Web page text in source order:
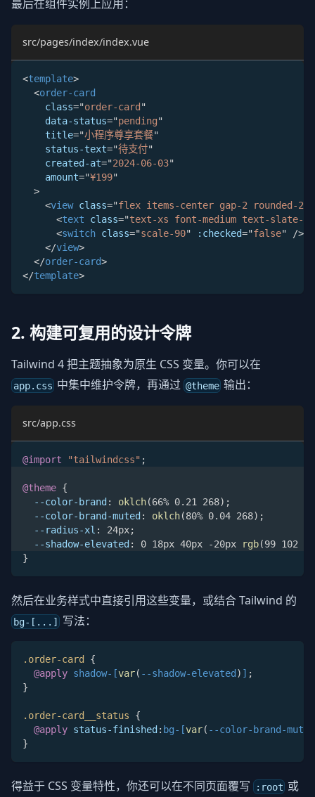
最后在组件实例上应用：
src/pages/index/index.vue
<template>
<order-card
class="order-card"
data-status="pending"
title="小程序尊享套餐"
status-text="待支付"
created-at="2024-06-03"
amount="¥199"
>
<view class="flex items-center gap-2 rounded-
<text class="text-xs font-medium text-slate-
<switch class="scale-90" :checked="false"
/>
</view>
</order-card>
</template>
2. 构建可复用的设计令牌
Tailwind 4 把主题抽象为原生 CSS 变量。你可以在
app.css 中集中维护令牌，再通过@theme 输出：
src/app.css
@import "tailwindcss" ;
@theme {
--color-brand: oklch(66% 0.21 268) ;
--color-brand-muted: oklch(80% 0.04 268) ;
--radius-xl : 24px;
--shadow-elevated: 0 18px 40px -20px rgb(99 102
}
然后在业务样式中直接引用这些变量，或结合 Tailwind 的
bg-[...] 写法：
.order-card
{
@apply shadow-[var( --shadow-elevated ) ] ;
}
.order-card__status
{
@apply status-finished : bg-[var( --color-brand-muted
}
得益于 CSS 变量特性，你还可以在不同页面覆写 :root 或